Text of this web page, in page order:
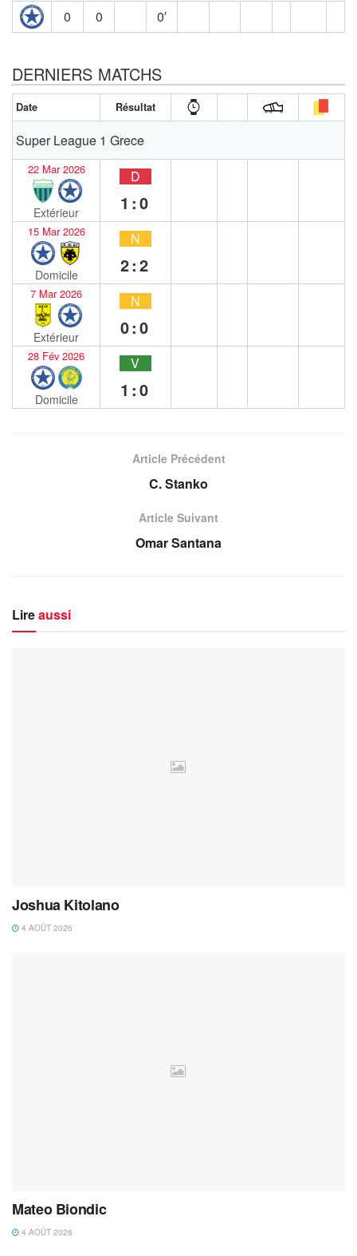
0 0 0′
DERNIERS MATCHS
Date Résultat
Super League 1 Grece
22 Mar 2026
Extérieur
D
1:0
15 Mar 2026
Domicile
N
2:2
7 Mar 2026
Extérieur
N
0:0
28 Fév 2026
Domicile
V
1:0
Article Précédent
C. Stanko
Article Suivant
Omar Santana
Lireaussi
Joshua Kitolano
4 AOÛT 2026
Mateo Biondic
4 AOÛT 2026